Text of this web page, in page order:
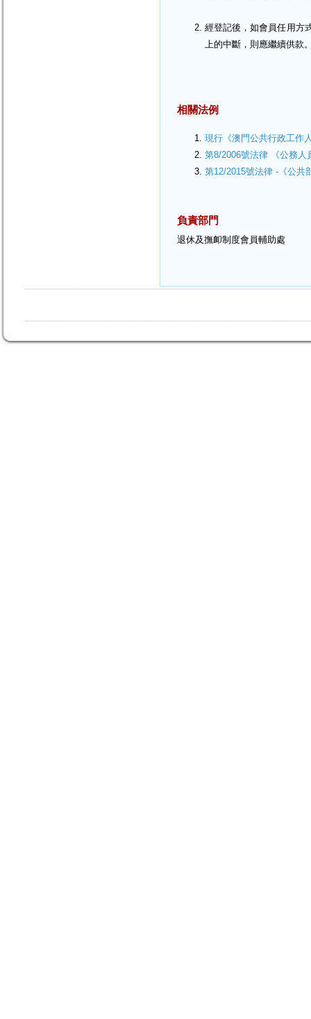
經登記後，如會員任用方
上的中斷，則應繼續供款
相關法例
現行《澳門公共行政工作
第8/2006號法律 《公務人
第12/2015號法律 -《公共
負責部門
退休及撫卹制度會員輔助處